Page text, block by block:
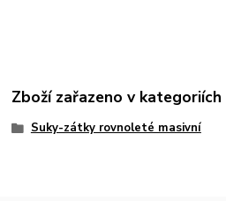
Zboží zařazeno v kategoriích
Suky-zátky rovnoleté masivní